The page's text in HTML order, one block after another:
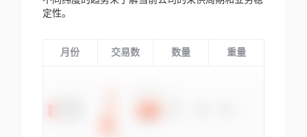
定性。
月份 交易数 数量 重量